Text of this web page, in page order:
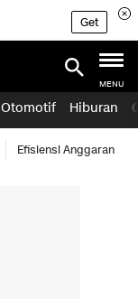
Get
MENU
Otomotif Hiburan
Efisiensi Anggaran